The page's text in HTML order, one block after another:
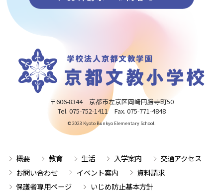
〒606-8344 京都市左京区岡崎円勝寺町50
Tel. 075-752-1411 Fax. 075-771-4848
© 2023 Kyoto Bunkyo Elementary School.
概要 教育 生活 入学案内
交通アクセス
お問い合わせ
イベント案内
資料請求
保護者専用ページ
いじめ防止基本方針